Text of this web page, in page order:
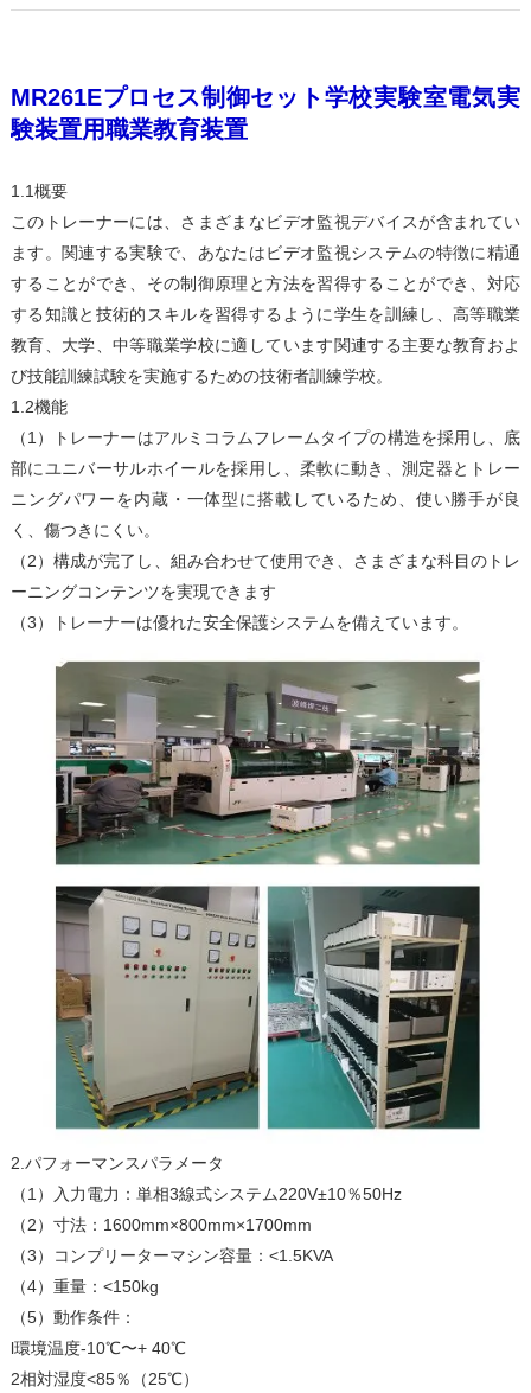
MR261Eプロセス制御セット学校実験室電気実
験装置用職業教育装置
1.1概要
このトレーナーには、さまざまなビデオ監視デバイスが含まれてい
ます。関連する実験で、あなたはビデオ監視システムの特徴に精通
することができ、その制御原理と方法を習得することができ、対応
する知識と技術的スキルを習得するように学生を訓練し、高等職業
教育、大学、中等職業学校に適しています関連する主要な教育およ
び技能訓練試験を実施するための技術者訓練学校。
1.2機能
（1）トレーナーはアルミコラムフレームタイプの構造を採用し、底
部にユニバーサルホイールを採用し、柔軟に動き、測定器とトレー
ニングパワーを内蔵・一体型に搭載しているため、使い勝手が良
く、傷つきにくい。
（2）構成が完了し、組み合わせて使用​​でき、さまざまな科目のトレ
ーニングコンテンツを実現できます
（3）トレーナーは優れた安全保護システムを備えています。
2.パフォーマンスパラメータ
（1）入力電力：単相3線式システム220V±10％50Hz
（2）寸法：1600mm×800mm×1700mm
（3）コンプリーターマシン容量：<1.5KVA
（4）重量：<150kg
（5）動作条件：
l環境温度-10℃〜+ 40℃
2相対湿度<85％（25℃）